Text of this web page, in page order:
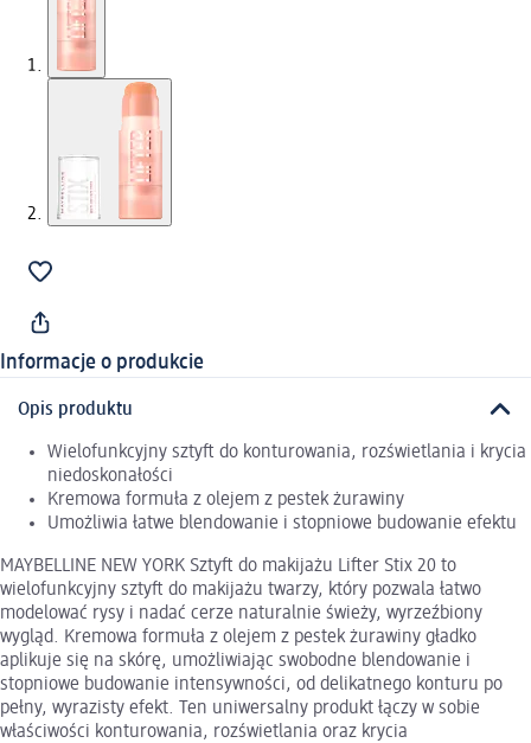
Informacje o produkcie
Opis produktu
Wielofunkcyjny sztyft do konturowania, rozświetlania i krycia
niedoskonałości
Kremowa formuła z olejem z pestek żurawiny
Umożliwia łatwe blendowanie i stopniowe budowanie efektu
MAYBELLINE NEW YORK Sztyft do makijażu Lifter Stix 20 to
wielofunkcyjny sztyft do makijażu twarzy, który pozwala łatwo
modelować rysy i nadać cerze naturalnie świeży, wyrzeźbiony
wygląd. Kremowa formuła z olejem z pestek żurawiny gładko
aplikuje się na skórę, umożliwiając swobodne blendowanie i
stopniowe budowanie intensywności, od delikatnego konturu po
pełny, wyrazisty efekt. Ten uniwersalny produkt łączy w sobie
właściwości konturowania, rozświetlania oraz krycia